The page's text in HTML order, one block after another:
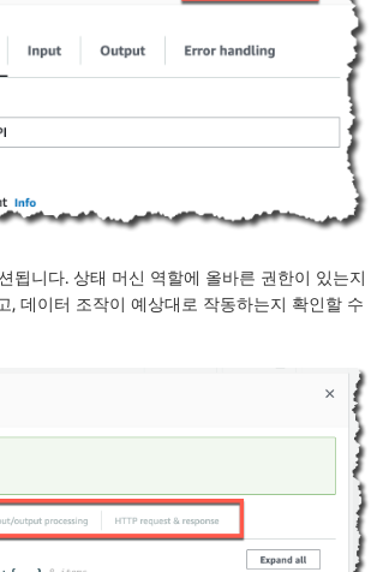
됩니다. 상태 머신 역할에 올바른 권한이 있는지
데이터 조작이 예상대로 작동하는지 확인할 수